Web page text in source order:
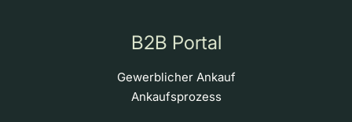
B2B Portal
Gewerblicher Ankauf
Ankaufsprozess